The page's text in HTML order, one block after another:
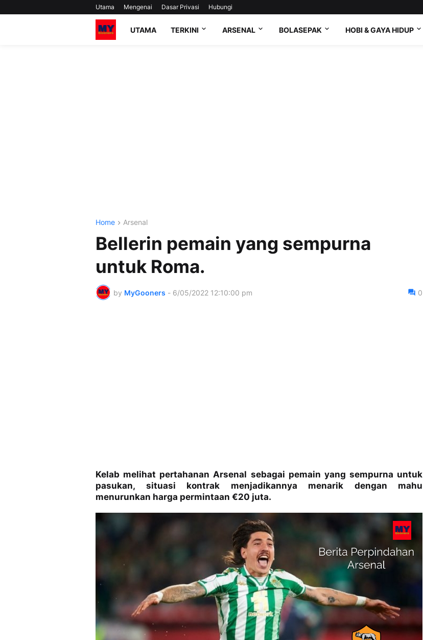
Utama Mengenai Dasar Privasi Hubungi
UTAMA TERKINI ARSENAL BOLASEPAK HOBI & GAYA HIDUP
Home Arsenal
Bellerin pemain yang sempurna
untuk Roma.
by MyGooners - 6/05/2022 12:10:00 pm 0
Kelab melihat pertahanan Arsenal sebagai pemain yang sempurna untuk
pasukan, situasi kontrak menjadikannya menarik dengan mahu
menurunkan harga permintaan €20 juta.